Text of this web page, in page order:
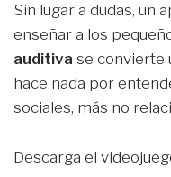
Sin lugar a dudas, un
enseñar a los
auditiva se convierte
hace nada por
sociales, más no
Descarga el